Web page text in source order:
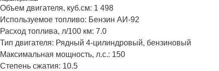
Объем двигателя, куб.см: 1 498
Используемое топливо: Бензин АИ-92
Расход топлива, л/100 км: 7.0
Тип двигателя: Рядный 4‑цилиндровый, бензиновый
Максимальная мощность, л.с.: 150
Степень сжатия: 10.5